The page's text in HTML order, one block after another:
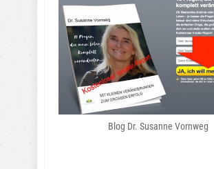
Blog Dr. Susanne Vornweg